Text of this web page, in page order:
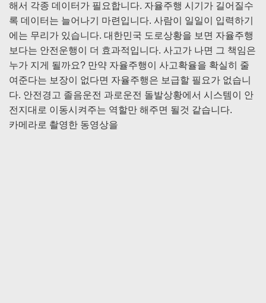
해서 각종 데이터가 필요합니다. 자율주행 시기가 길어질수
록 데이터는 늘어나기 마련입니다. 사람이 일일이 입력하기
에는 무리가 있습니다. 대한민국 도로상황을 보면 자율주행
보다는 안전운행이 더 효과적입니다. 사고가 나면 그 책임은
누가 지게 될까요? 만약 자율주행이 사고확율을 확실히 줄
여준다는 보장이 없다면 자율주행은 보급할 필요가 없습니
다. 안전경고 졸음운전 과로운전 돌발상황에서 시스템이 안
전지대로 이동시켜주는 역할만 해주면 될것 같습니다.
카메라로 촬영한 동영상을